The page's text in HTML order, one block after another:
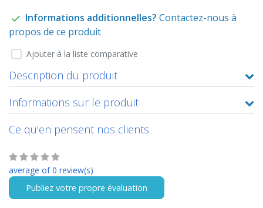
Informations additionnelles? Contactez-nous à
propos de ce produit
Ajouter à la liste comparative
Description du produit
Informations sur le produit
Ce qu'en pensent nos clients
average of 0 review(s)
Publiez votre propre évaluation